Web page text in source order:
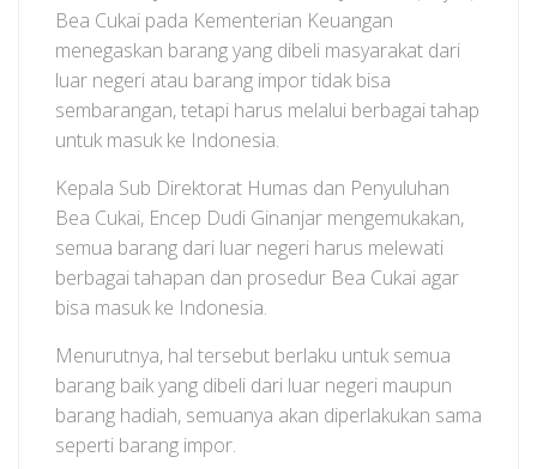
Bea Cukai pada Kementerian Keuangan
menegaskan barang yang dibeli masyarakat dari
luar negeri atau barang impor tidak bisa
sembarangan, tetapi harus melalui berbagai tahap
untuk masuk ke Indonesia.
Kepala Sub Direktorat Humas dan Penyuluhan
Bea Cukai, Encep Dudi Ginanjar mengemukakan,
semua barang dari luar negeri harus melewati
berbagai tahapan dan prosedur Bea Cukai agar
bisa masuk ke Indonesia.
Menurutnya, hal tersebut berlaku untuk semua
barang baik yang dibeli dari luar negeri maupun
barang hadiah, semuanya akan diperlakukan sama
seperti barang impor.